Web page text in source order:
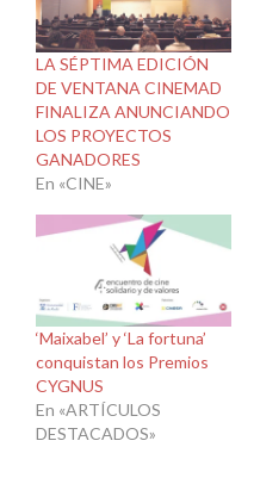
LA SÉPTIMA EDICIÓN
DE VENTANA CINEMAD
FINALIZA ANUNCIANDO
LOS PROYECTOS
GANADORES
En «CINE»
‘Maixabel’ y ‘La fortuna’
conquistan los Premios
CYGNUS
En «ARTÍCULOS
DESTACADOS»